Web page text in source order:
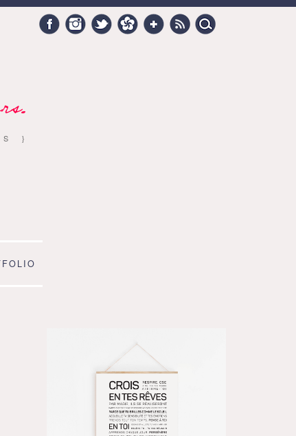
Search
for:
FacebookInstagramTwitter HellocotonGoogle +
RSS
}